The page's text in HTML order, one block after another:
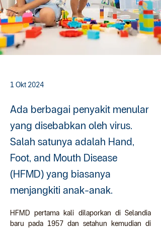
1 Okt 2024
Ada berbagai penyakit menular
yang disebabkan oleh virus.
Salah satunya adalah Hand,
Foot, and Mouth Disease
(HFMD) yang biasanya
menjangkiti anak-anak.
HFMD pertama kali dilaporkan di Selandia
baru pada 1957 dan setahun kemudian di